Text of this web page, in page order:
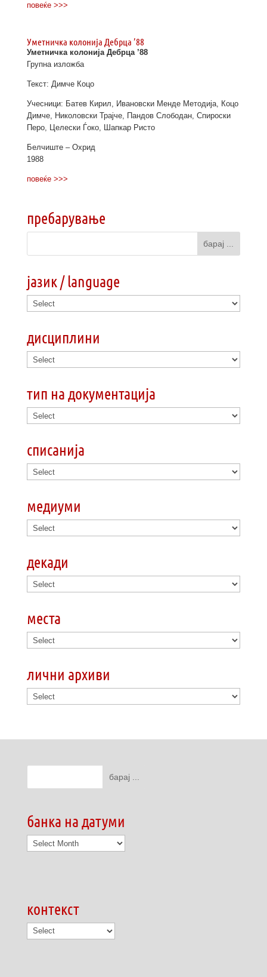
повеќе >>>
Уметничка колонија Дебрца ’88
Уметничка колонија Дебрца ’88
Групна изложба
Текст: Димче Коцо
Учесници: Батев Кирил, Ивановски Менде Методија, Коцо
Димче, Николовски Трајче, Пандов Слободан, Спироски
Перо, Целески Ѓоко, Шапкар Ристо
Белчиште – Охрид
1988
повеќе >>>
пребарување
јазик / language
дисциплини
тип на документација
списанија
медиуми
декади
места
лични архиви
банка на датуми
банка
на
контекст